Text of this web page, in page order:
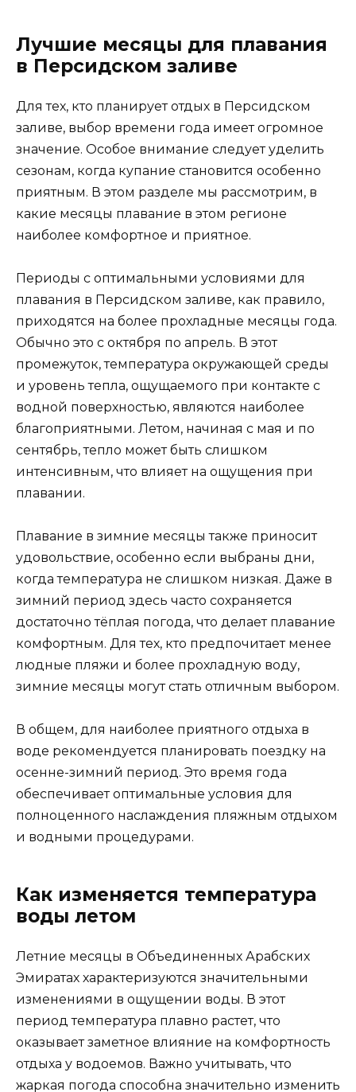
Лучшие месяцы для плавания
в Персидском заливе
Для тех, кто планирует отдых в Персидском
заливе, выбор времени года имеет огромное
значение. Особое внимание следует уделить
сезонам, когда купание становится особенно
приятным. В этом разделе мы рассмотрим, в
какие месяцы плавание в этом регионе
наиболее комфортное и приятное.
Периоды с оптимальными условиями для
плавания в Персидском заливе, как правило,
приходятся на более прохладные месяцы года.
Обычно это с октября по апрель. В этот
промежуток, температура окружающей среды
и уровень тепла, ощущаемого при контакте с
водной поверхностью, являются наиболее
благоприятными. Летом, начиная с мая и по
сентябрь, тепло может быть слишком
интенсивным, что влияет на ощущения при
плавании.
Плавание в зимние месяцы также приносит
удовольствие, особенно если выбраны дни,
когда температура не слишком низкая. Даже в
зимний период здесь часто сохраняется
достаточно тёплая погода, что делает плавание
комфортным. Для тех, кто предпочитает менее
людные пляжи и более прохладную воду,
зимние месяцы могут стать отличным выбором.
В общем, для наиболее приятного отдыха в
воде рекомендуется планировать поездку на
осенне-зимний период. Это время года
обеспечивает оптимальные условия для
полноценного наслаждения пляжным отдыхом
и водными процедурами.
Как изменяется температура
воды летом
Летние месяцы в Объединенных Арабских
Эмиратах характеризуются значительными
изменениями в ощущении воды. В этот
период температура плавно растет, что
оказывает заметное влияние на комфортность
отдыха у водоемов. Важно учитывать, что
жаркая погода способна значительно изменить